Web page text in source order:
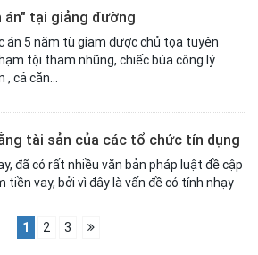
án" tại giảng đường
án 5 năm tù giam được chủ tọa tuyên
tội tham nhũng, chiếc búa công lý
, cả căn...
tài sản của các tổ chức tín dụng
đã có rất nhiều văn bản pháp luật đề cập
tiền vay, bởi vì đây là vấn đề có tính nhạy
1
2 3